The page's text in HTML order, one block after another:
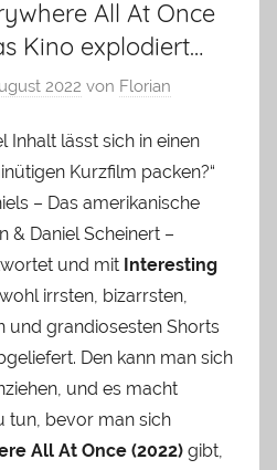
All At Once
Kino explodiert…
2022 von Florian
Inhalt lässt sich in einen
Kurzfilm packen?“
– Das amerikanische
& Daniel Scheinert –
und mit Interesting
irrsten, bizarrsten,
und grandiosesten Shorts
Den kann man sich
und es macht
tun, bevor man sich
All At Once (2022) gibt,